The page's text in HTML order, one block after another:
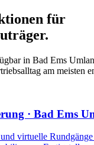
für
in Bad Ems
am meisten
· Bad Ems
virtuelle